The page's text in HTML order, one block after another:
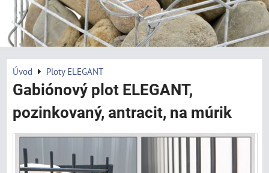
Úvod Ploty ELEGANT
Gabiónový plot ELEGANT,
pozinkovaný, antracit, na múrik